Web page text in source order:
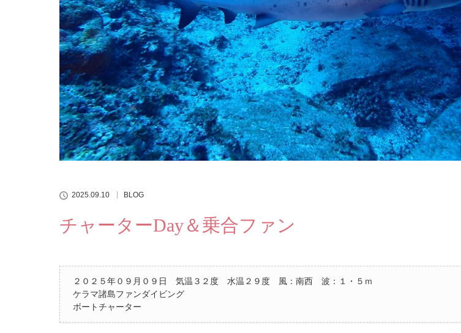
2025.09.10 BLOG
チャーターDay＆乗合ファン
２０２５年０９月０９日 気温３２度 水温２９度 風：南西 波：１・５ｍ
ケラマ諸島ファンダイビング
ボートチャーター